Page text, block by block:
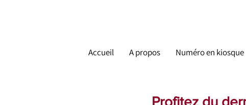
Accueil A propos Numéro en kiosque
Profitez du